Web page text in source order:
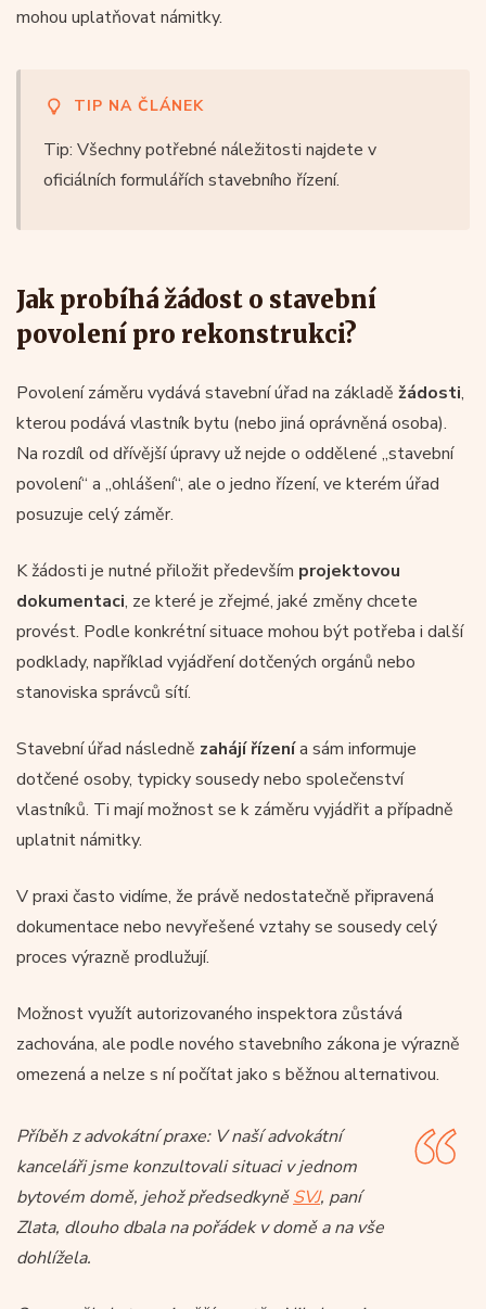
mohou uplatňovat námitky.
TIP NA ČLÁNEK
Tip: Všechny potřebné náležitosti najdete v
oficiálních formulářích stavebního řízení.
Jak probíhá žádost o stavební
povolení pro rekonstrukci?
Povolení záměru vydává stavební úřad na základě žádosti,
kterou podává vlastník bytu (nebo jiná oprávněná osoba).
Na rozdíl od dřívější úpravy už nejde o oddělené „stavební
povolení“ a „ohlášení“, ale o jedno řízení, ve kterém úřad
posuzuje celý záměr.
K žádosti je nutné přiložit především projektovou
dokumentaci, ze které je zřejmé, jaké změny chcete
provést. Podle konkrétní situace mohou být potřeba i další
podklady, například vyjádření dotčených orgánů nebo
stanoviska správců sítí.
Stavební úřad následně zahájí řízenía sám informuje
dotčené osoby, typicky sousedy nebo společenství
vlastníků. Ti mají možnost se k záměru vyjádřit a případně
uplatnit námitky.
V praxi často vidíme, že právě nedostatečně připravená
dokumentace nebo nevyřešené vztahy se sousedy celý
proces výrazně prodlužují.
Možnost využít autorizovaného inspektora zůstává
zachována, ale podle nového stavebního zákona je výrazně
omezená a nelze s ní počítat jako s běžnou alternativou.
Příběh z advokátní praxe: V naší advokátní
kanceláři jsme konzultovali situaci v jednom
bytovém domě, jehož předsedkyněSVJ, paní
Zlata, dlouho dbala na pořádek v domě a na vše
dohlížela.